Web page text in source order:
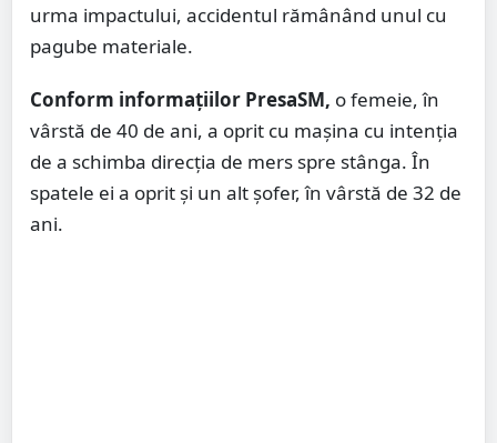
urma impactului, accidentul rămânând unul cu
pagube materiale.
Conform informațiilor PresaSM, o femeie, în
vârstă de 40 de ani, a oprit cu mașina cu intenția
de a schimba direcția de mers spre stânga. În
spatele ei a oprit și un alt șofer, în vârstă de 32 de
ani.